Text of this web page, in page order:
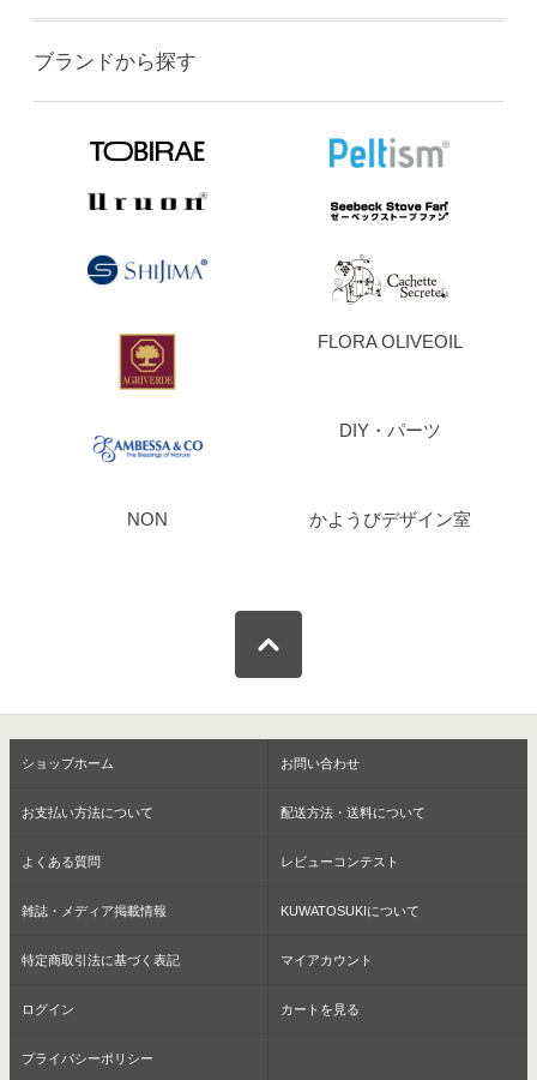
ブランドから探す
FLORA OLIVEOIL
DIY・パーツ
NON かようびデザイン室
ショップホーム お問い合わせ
お支払い方法について 配送方法・送料について
よくある質問 レビューコンテスト
雑誌・メディア掲載情報 KUWATOSUKIについて
特定商取引法に基づく表記 マイアカウント
ログイン カートを見る
プライバシーポリシー